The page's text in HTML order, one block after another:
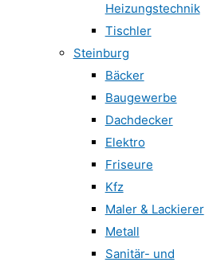
Heizungstechnik
Tischler
Steinburg
Bäcker
Baugewerbe
Dachdecker
Elektro
Friseure
Kfz
Maler & Lackierer
Metall
Sanitär- und